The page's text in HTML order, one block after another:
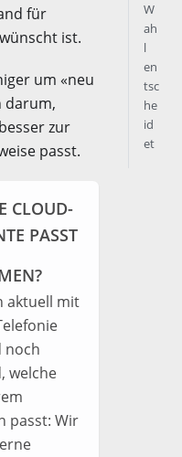
für
ist.
um «neu
darum,
zur
passt.
CLOUD-
PASST
aktuell mit
noch
welche
passt: Wir
W
ah
l
en
tsc
he
id
et